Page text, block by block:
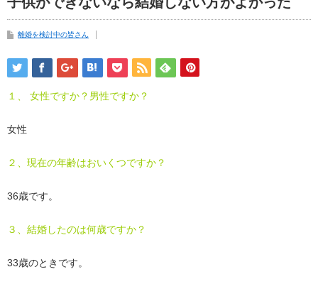
離婚を検討中の皆さん
１、 女性ですか？男性ですか？
女性
２、現在の年齢はおいくつですか？
36歳です。
３、結婚したのは何歳ですか？
33歳のときです。